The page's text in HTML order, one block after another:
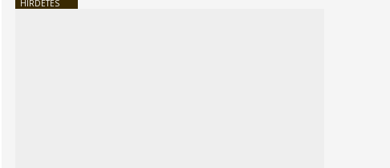
HIRDETÉS